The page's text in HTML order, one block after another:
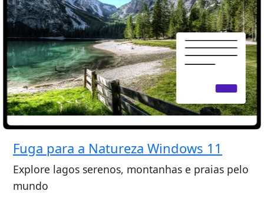
Fuga para a Natureza Windows 11
Explore lagos serenos, montanhas e praias pelo
mundo